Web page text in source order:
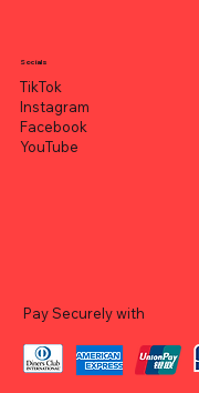
Socials
TikTok
Instagram
Facebook
YouTube
Pay Securely with